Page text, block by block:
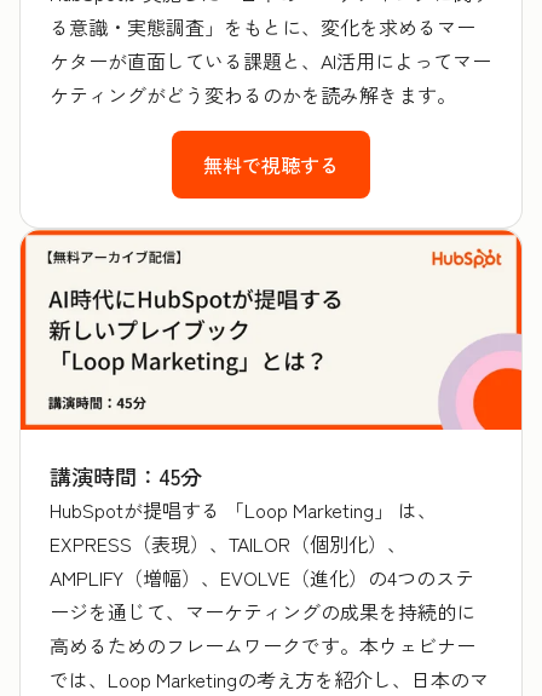
る意識・実態調査」をもとに、変化を求めるマー
ケターが直面している課題と、AI活用によってマー
ケティングがどう変わるのかを読み解きます。
無料で視聴する
講演時間：45分
HubSpotが提唱する 「Loop Marketing」 は、
EXPRESS（表現）、TAILOR（個別化）、
AMPLIFY（増幅）、EVOLVE（進化）の4つのステ
ージを通じて、マーケティングの成果を持続的に
高めるためのフレームワークです。本ウェビナー
では、Loop Marketingの考え方を紹介し、日本のマ